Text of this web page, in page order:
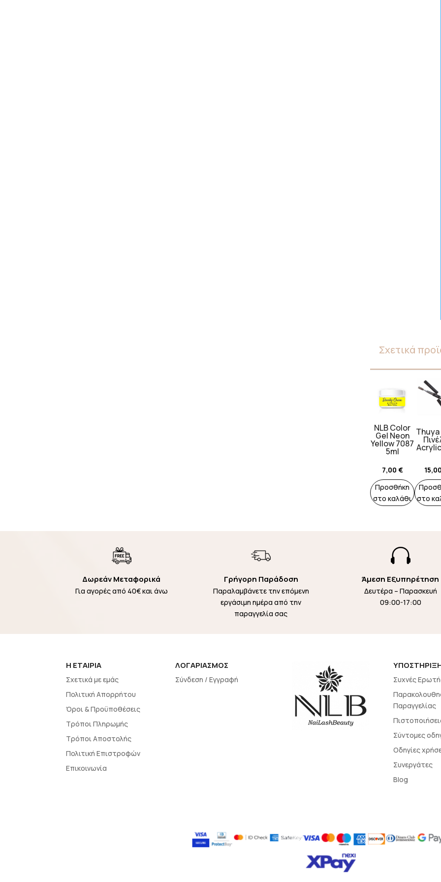
Σχετικά
NLB Color
Gel Neon
Yellow 7087
5ml
7,00 €
Προσθήκη
στο καλάθι
Thuya
στο
Δωρεάν Μεταφορικά
Για αγορές από 40€ και άνω
Γρήγορη Παράδοση
Παραλαμβάνετε την επόμενη
εργάσιμη ημέρα από την
παραγγελία σας

Άμεση Εξυπηρέτηση
Δευτέρα – Παρασκευή
09:00-17:00
H EΤΑΙΡΙΑ
Σχετικά με εμάς
Πολιτική Απορρήτου
Όροι & Προϋποθέσεις
Τρόποι Πληρωμής
Τρόποι Αποστολής
Πολιτική Επιστροφών
Επικοινωνία
ΛΟΓΑΡΙΑΣΜΟΣ
Σύνδεση / Εγγραφή
Συχνές
Παραγγελίας
Σύντομες
Οδηγίες
Συνεργάτες
Blog